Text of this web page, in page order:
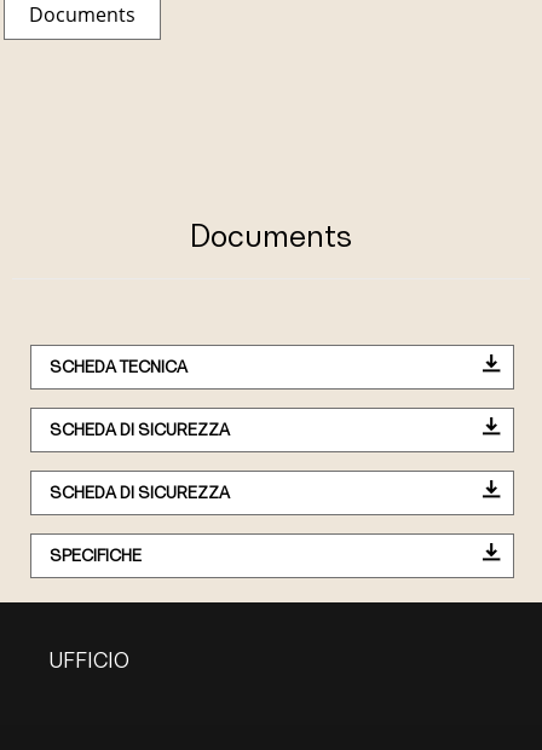
Documents
Documents
SCHEDA TECNICA
SCHEDA DI SICUREZZA
SCHEDA DI SICUREZZA
SPECIFICHE
UFFICIO